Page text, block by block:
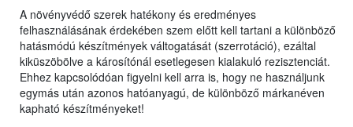
A növényvédő szerek hatékony és eredményes
felhasználásának érdekében szem előtt kell tartani a különböző
hatásmódú készítmények váltogatását (szerrotáció), ezáltal
kiküszöbölve a károsítónál esetlegesen kialakuló rezisztenciát.
Ehhez kapcsolódóan figyelni kell arra is, hogy ne használjunk
egymás után azonos hatóanyagú, de különböző márkanéven
kapható készítményeket!